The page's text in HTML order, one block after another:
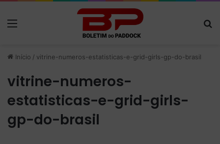
Início / vitrine-numeros-estatisticas-e-grid-girls-gp-do-brasil
vitrine-numeros-
estatisticas-e-grid-girls-
gp-do-brasil